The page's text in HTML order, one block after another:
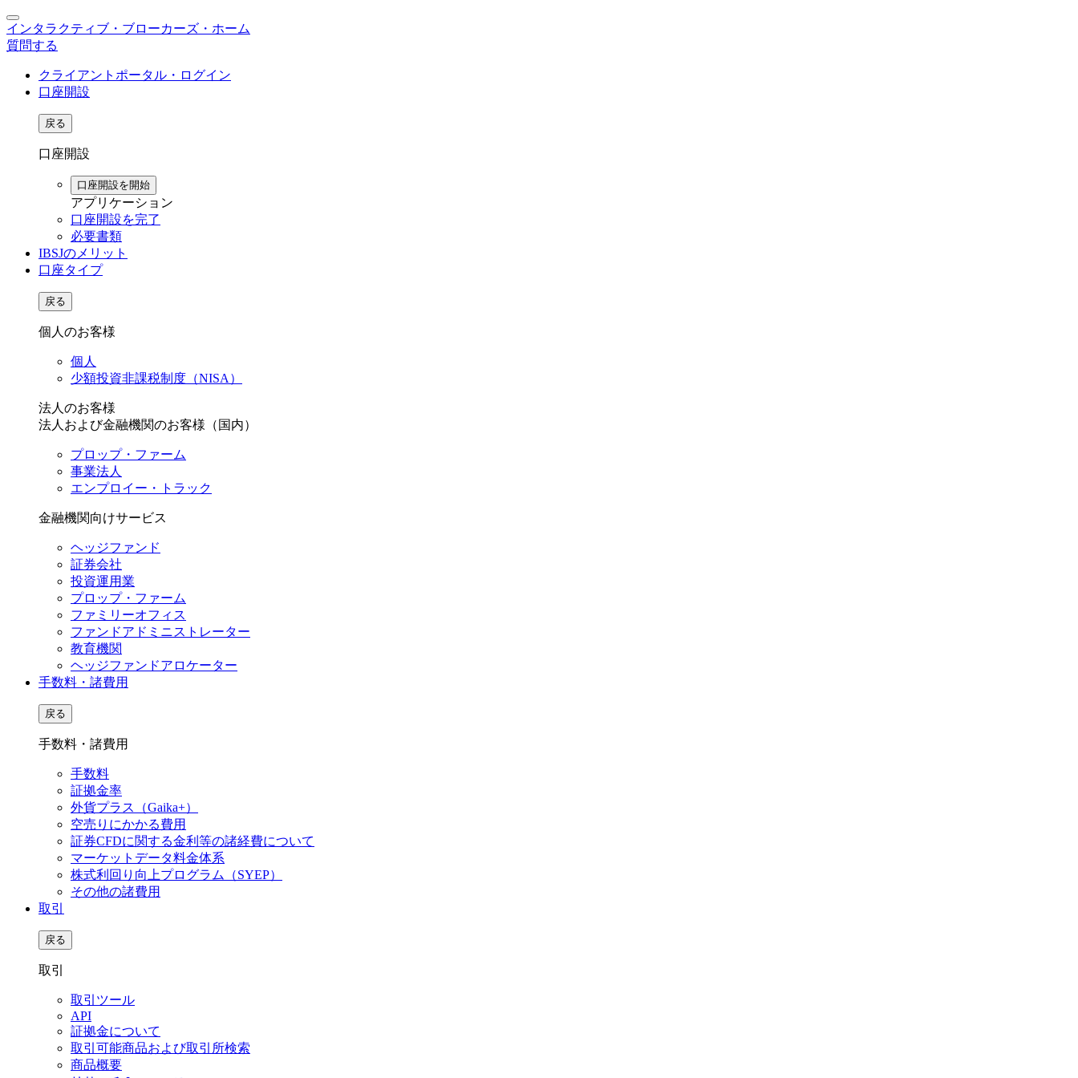
インタラクティブ・ブローカーズ・ホーム
質問する
クライアントポータル・ログイン
口座開設
戻る
口座開設
口座開設を開始
アプリケーション
口座開設を完了
必要書類
IBSJのメリット
口座タイプ
戻る
個人のお客様
個人
少額投資非課税制度（NISA）
法人のお客様
法人および金融機関のお客様（国内）
プロップ・ファーム
事業法人
エンプロイー・トラック
金融機関向けサービス
ヘッジファンド
証券会社
投資運用業
プロップ・ファーム
ファミリーオフィス
ファンドアドミニストレーター
教育機関
ヘッジファンドアロケーター
手数料・諸費用
戻る
手数料・諸費用
手数料
証拠金率
外貨プラス（Gaika+）
空売りにかかる費用
証券CFDに関する金利等の諸経費について
マーケットデータ料金体系
株式利回り向上プログラム（SYEP）
その他の諸費用
取引
戻る
取引
取引ツール
API
証拠金について
取引可能商品および取引所検索
商品概要